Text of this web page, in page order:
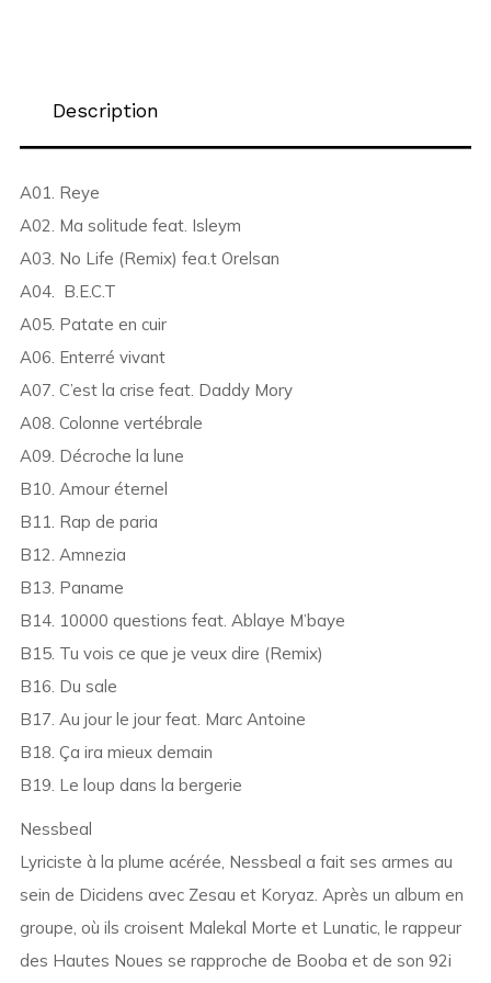
Description
A01. Reye
A02. Ma solitude feat. Isleym
A03. No Life (Remix) fea.t Orelsan
A04. B.E.C.T
A05. Patate en cuir
A06. Enterré vivant
A07. C’est la crise feat. Daddy Mory
A08. Colonne vertébrale
A09. Décroche la lune
B10. Amour éternel
B11. Rap de paria
B12. Amnezia
B13. Paname
B14. 10000 questions feat. Ablaye M’baye
B15. Tu vois ce que je veux dire (Remix)
B16. Du sale
B17. Au jour le jour feat. Marc Antoine
B18. Ça ira mieux demain
B19. Le loup dans la bergerie
Nessbeal
Lyriciste à la plume acérée, Nessbeal a fait ses armes au
sein de Dicidens avec Zesau et Koryaz. Après un album en
groupe, où ils croisent Malekal Morte et Lunatic, le rappeur
des Hautes Noues se rapproche de Booba et de son 92i